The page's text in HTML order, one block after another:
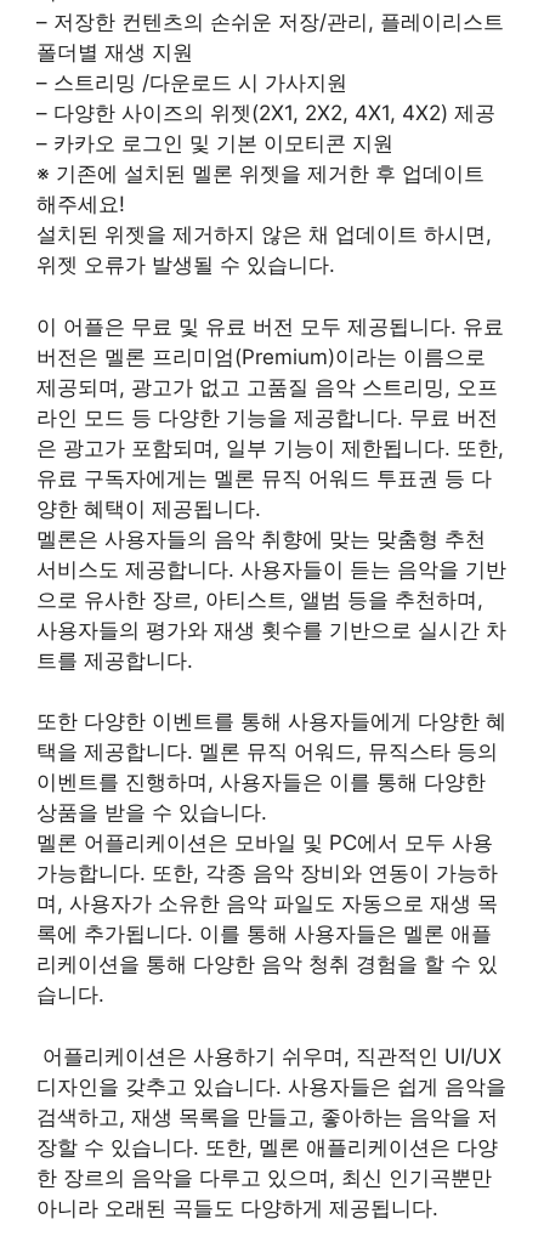
– 저장한 컨텐츠의 손쉬운 저장/관리, 플레이리스트
폴더별 재생 지원
– 스트리밍 /다운로드 시 가사지원
– 다양한 사이즈의 위젯(2X1, 2X2, 4X1, 4X2) 제공
– 카카오 로그인 및 기본 이모티콘 지원
※ 기존에 설치된 멜론 위젯을 제거한 후 업데이트
해주세요!
설치된 위젯을 제거하지 않은 채 업데이트 하시면,
위젯 오류가 발생될 수 있습니다.
이 어플은 무료 및 유료 버전 모두 제공됩니다. 유료
버전은 멜론 프리미엄(Premium)이라는 이름으로
제공되며, 광고가 없고 고품질 음악 스트리밍, 오프
라인 모드 등 다양한 기능을 제공합니다. 무료 버전
은 광고가 포함되며, 일부 기능이 제한됩니다. 또한,
유료 구독자에게는 멜론 뮤직 어워드 투표권 등 다
양한 혜택이 제공됩니다.
멜론은 사용자들의 음악 취향에 맞는 맞춤형 추천
서비스도 제공합니다. 사용자들이 듣는 음악을 기반
으로 유사한 장르, 아티스트, 앨범 등을 추천하며,
사용자들의 평가와 재생 횟수를 기반으로 실시간 차
트를 제공합니다.
또한 다양한 이벤트를 통해 사용자들에게 다양한 혜
택을 제공합니다. 멜론 뮤직 어워드, 뮤직스타 등의
이벤트를 진행하며, 사용자들은 이를 통해 다양한
상품을 받을 수 있습니다.
멜론 어플리케이션은 모바일 및 PC에서 모두 사용
가능합니다. 또한, 각종 음악 장비와 연동이 가능하
며, 사용자가 소유한 음악 파일도 자동으로 재생 목
록에 추가됩니다. 이를 통해 사용자들은 멜론 애플
리케이션을 통해 다양한 음악 청취 경험을 할 수 있
습니다.
어플리케이션은 사용하기 쉬우며, 직관적인 UI/UX
디자인을 갖추고 있습니다. 사용자들은 쉽게 음악을
검색하고, 재생 목록을 만들고, 좋아하는 음악을 저
장할 수 있습니다. 또한, 멜론 애플리케이션은 다양
한 장르의 음악을 다루고 있으며, 최신 인기곡뿐만
아니라 오래된 곡들도 다양하게 제공됩니다.